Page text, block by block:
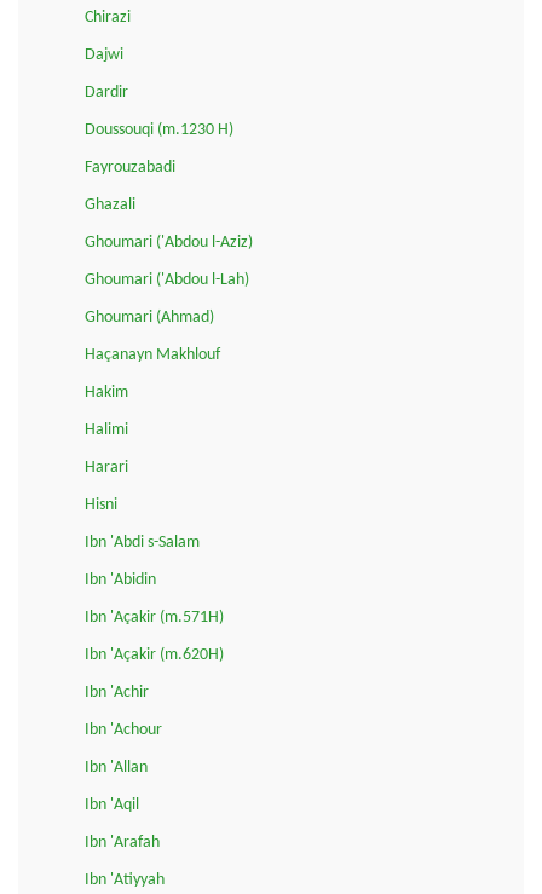
Chirazi
Dajwi
Dardir
Doussouqi (m.1230 H)
Fayrouzabadi
Ghazali
Ghoumari ('Abdou l-Aziz)
Ghoumari ('Abdou l-Lah)
Ghoumari (Ahmad)
Haçanayn Makhlouf
Hakim
Halimi
Harari
Hisni
Ibn 'Abdi s-Salam
Ibn 'Abidin
Ibn 'Açakir (m.571H)
Ibn 'Açakir (m.620H)
Ibn 'Achir
Ibn 'Achour
Ibn 'Allan
Ibn 'Aqil
Ibn 'Arafah
Ibn 'Atiyyah